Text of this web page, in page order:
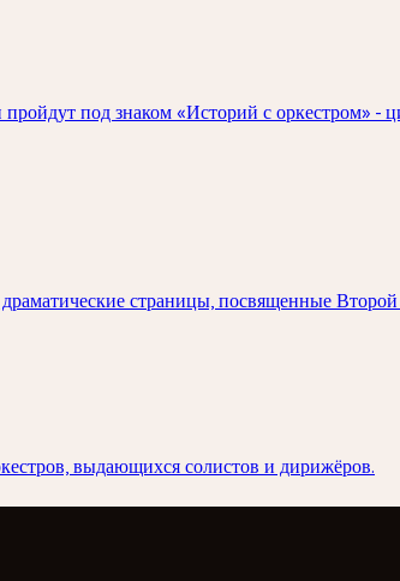
под знаком «Историй с оркестром» -
драматические страницы, посвященные
выдающихся солистов и дирижёров.